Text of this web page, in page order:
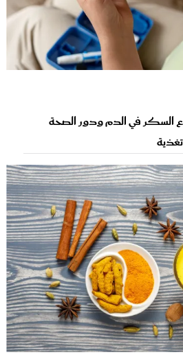
السكر في الدم ودور الصحة